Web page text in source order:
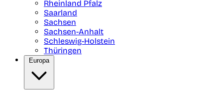
Rheinland Pfalz
Saarland
Sachsen
Sachsen-Anhalt
Schleswig-Holstein
Thüringen
Europa